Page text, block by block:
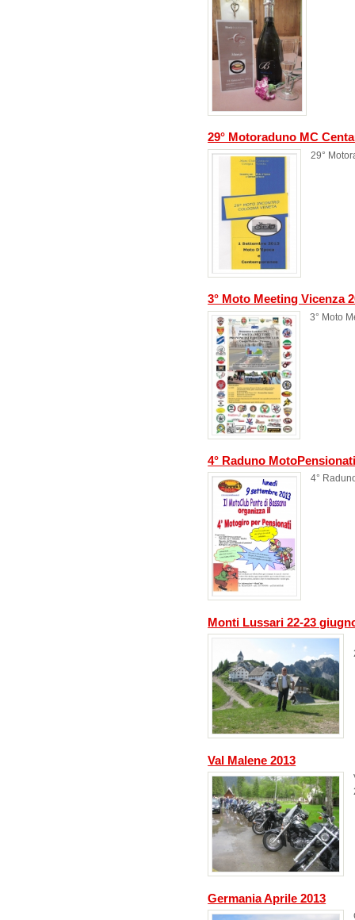
29° Motoraduno MC
29°
3° Moto Meeting Vicenza
3° Moto
4° Raduno
4°
Monti Lussari 22-23
Val Malene 2013
Germania Aprile 2013